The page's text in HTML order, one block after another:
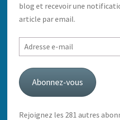
blog et recevoir une
article par email.
Adresse
e-
mail
Abonnez-vous
Rejoignez les 281 autres